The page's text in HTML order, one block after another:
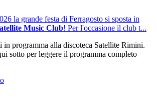
la grande festa di Ferragosto si sposta in
Music Club! Per l'occasione il club t...
in programma alla discoteca Satellite Rimini.
sotto per leggere il programma completo